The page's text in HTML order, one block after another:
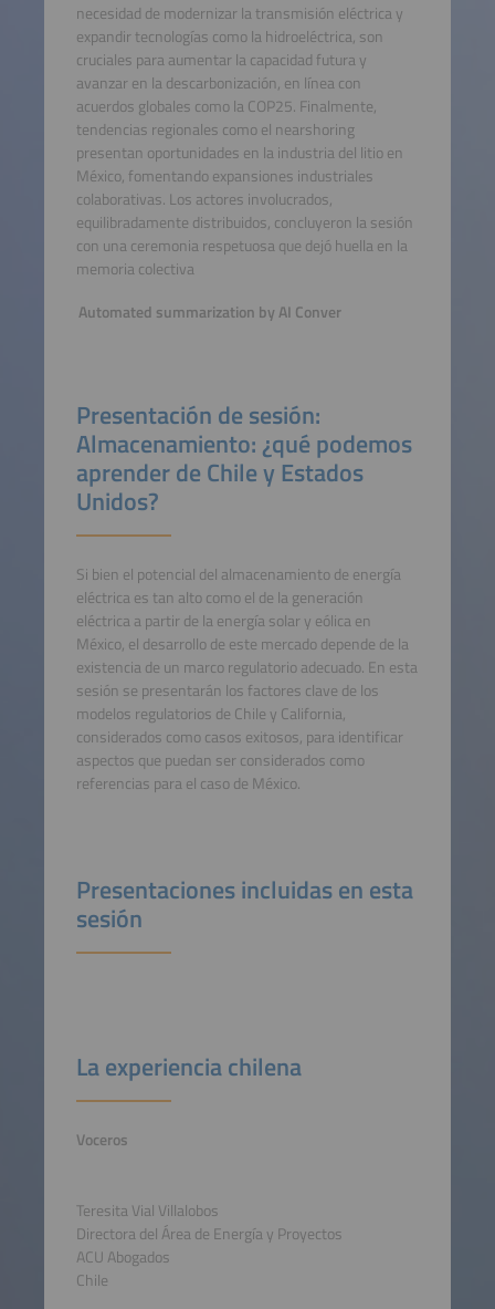
necesidad de modernizar la transmisión eléctrica y
expandir tecnologías como la hidroeléctrica, son
cruciales para aumentar la capacidad futura y
avanzar en la descarbonización, en línea con
acuerdos globales como la COP25. Finalmente,
tendencias regionales como el nearshoring
presentan oportunidades en la industria del litio en
México, fomentando expansiones industriales
colaborativas. Los actores involucrados,
equilibradamente distribuidos, concluyeron la sesión
con una ceremonia respetuosa que dejó huella en la
memoria colectiva
Automated summarization by AI Conver
Presentación de sesión:
Almacenamiento: ¿qué podemos
aprender de Chile y Estados
Unidos?
Si bien el potencial del almacenamiento de energía
eléctrica es tan alto como el de la generación
eléctrica a partir de la energía solar y eólica en
México, el desarrollo de este mercado depende de la
existencia de un marco regulatorio adecuado. En esta
sesión se presentarán los factores clave de los
modelos regulatorios de Chile y California,
considerados como casos exitosos, para identificar
aspectos que puedan ser considerados como
referencias para el caso de México.
Presentaciones incluidas en esta
sesión
La experiencia chilena
Voceros
Teresita Vial Villalobos
Directora del Área de Energía y Proyectos
ACU Abogados
Chile